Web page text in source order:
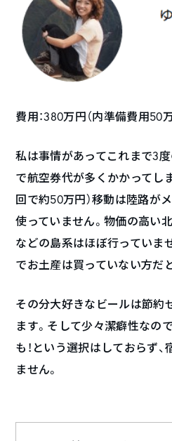
費用：380万円（内準備費用50
私は事情があってこれまで3
で航空券代が多くかかってし
回で約50万円）移動は陸路が
使っていません。物価の高い
などの島系はほぼ行っていま
でお土産は買っていない方だ
その分大好きなビールは節約
ます。そして少々潔癖性なの
も！という選択はしておらず
ません。